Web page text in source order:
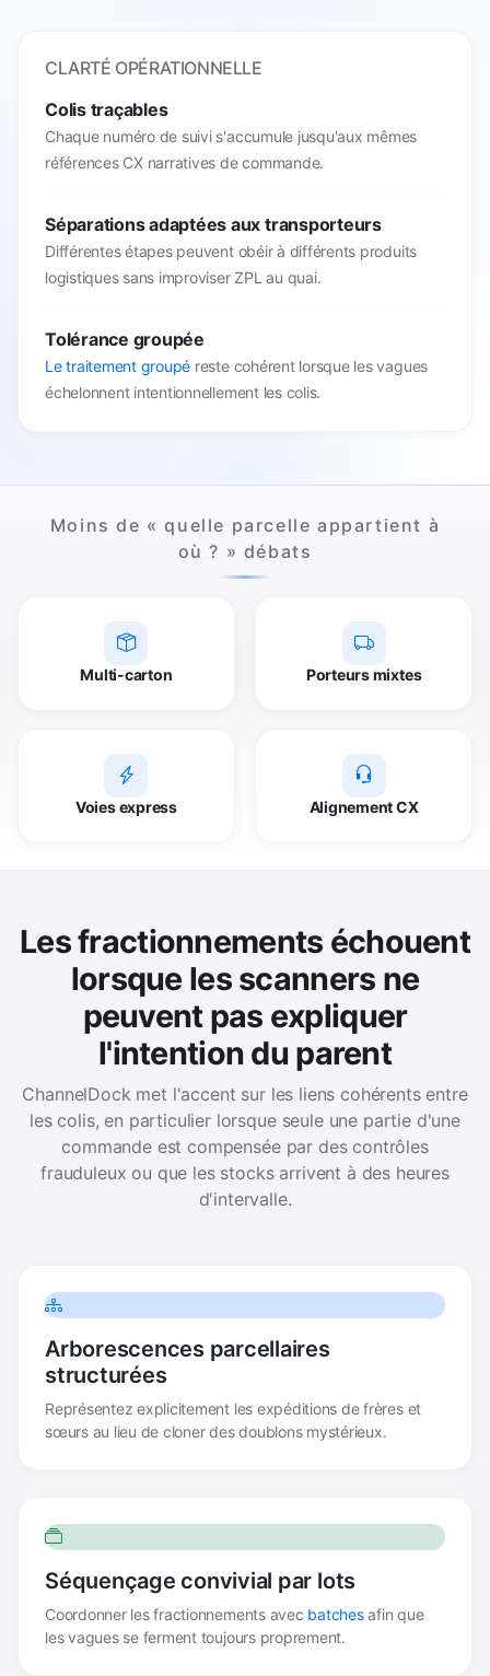
CLARTÉ OPÉRATIONNELLE
Colis traçables
Chaque numéro de suivi s'accumule jusqu'aux mêmes
références CX narratives de commande.
Séparations adaptées aux transporteurs
Différentes étapes peuvent obéir à différents produits
logistiques sans improviser ZPL au quai.
Tolérance groupée
Le traitement groupé reste cohérent lorsque les vagues
échelonnent intentionnellement les colis.
Moins de « quelle parcelle appartient à
où ? » débats
Multi-carton Porteurs mixtes
Voies express Alignement CX
Les fractionnements échouent
lorsque les scanners ne
peuvent pas expliquer
l'intention du parent
ChannelDock met l'accent sur les liens cohérents entre
les colis, en particulier lorsque seule une partie d'une
commande est compensée par des contrôles
frauduleux ou que les stocks arrivent à des heures
d'intervalle.
Arborescences parcellaires
structurées
Représentez explicitement les expéditions de frères et
sœurs au lieu de cloner des doublons mystérieux.
Séquençage convivial par lots
Coordonner les fractionnements avec batchesafin que
les vagues se ferment toujours proprement.